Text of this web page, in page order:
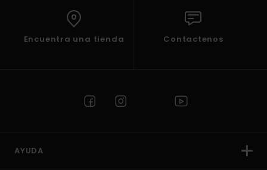
Encuentra una tienda Contactenos
AYUDA